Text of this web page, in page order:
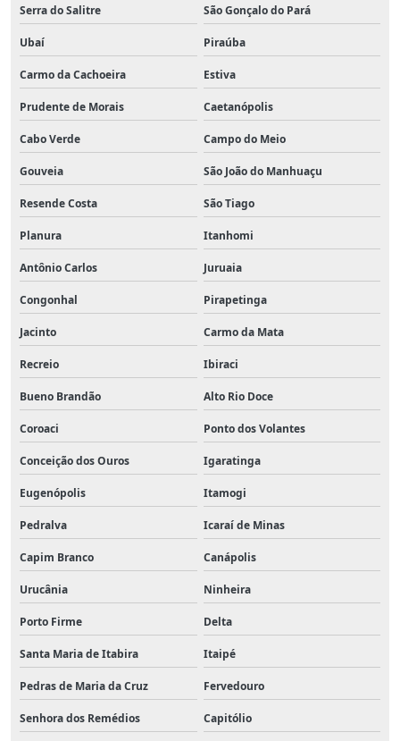
Serra do Salitre São Gonçalo do Pará
Ubaí Piraúba
Carmo da Cachoeira Estiva
Prudente de Morais Caetanópolis
Cabo Verde Campo do Meio
Gouveia São João do Manhuaçu
Resende Costa São Tiago
Planura Itanhomi
Antônio Carlos Juruaia
Congonhal Pirapetinga
Jacinto Carmo da Mata
Recreio Ibiraci
Bueno Brandão Alto Rio Doce
Coroaci Ponto dos Volantes
Conceição dos Ouros Igaratinga
Eugenópolis Itamogi
Pedralva Icaraí de Minas
Capim Branco Canápolis
Urucânia Ninheira
Porto Firme Delta
Santa Maria de Itabira Itaipé
Pedras de Maria da Cruz Fervedouro
Senhora dos Remédios Capitólio